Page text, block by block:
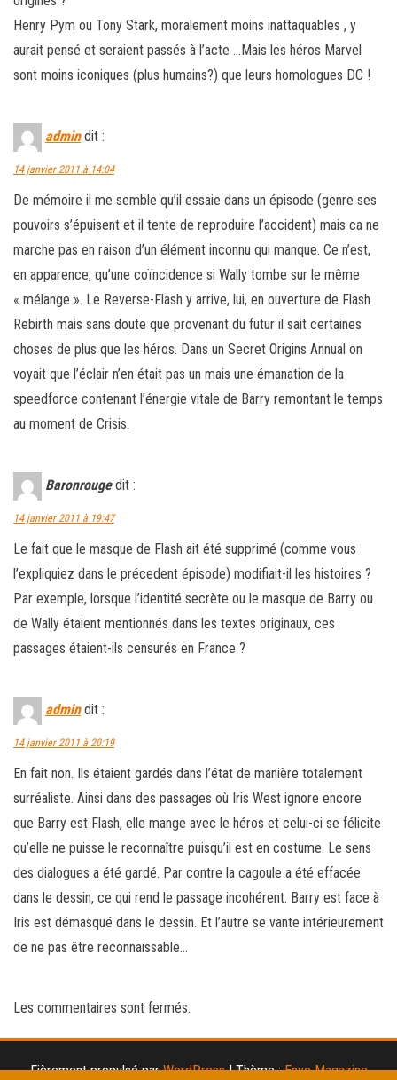
Henry Pym ou Tony Stark, moralement moins inattaquables , y
aurait pensé et seraient passés à l’acte …Mais les héros Marvel
sont moins iconiques (plus humains?) que leurs homologues DC !
admin dit :
14 janvier 2011 à 14:04
De mémoire il me semble qu’il essaie dans un épisode (genre ses
pouvoirs s’épuisent et il tente de reproduire l’accident) mais ca ne
marche pas en raison d’un élément inconnu qui manque. Ce n’est,
en apparence, qu’une coïncidence si Wally tombe sur le même
« mélange ». Le Reverse-Flash y arrive, lui, en ouverture de Flash
Rebirth mais sans doute que provenant du futur il sait certaines
choses de plus que les héros. Dans un Secret Origins Annual on
voyait que l’éclair n’en était pas un mais une émanation de la
speedforce contenant l’énergie vitale de Barry remontant le temps
au moment de Crisis.
Baronrouge dit :
14 janvier 2011 à 19:47
Le fait que le masque de Flash ait été supprimé (comme vous
l’expliquiez dans le précedent épisode) modifiait-il les histoires ?
Par exemple, lorsque l’identité secrète ou le masque de Barry ou
de Wally étaient mentionnés dans les textes originaux, ces
passages étaient-ils censurés en France ?
admin dit :
14 janvier 2011 à 20:19
En fait non. Ils étaient gardés dans l’état de manière totalement
surréaliste. Ainsi dans des passages où Iris West ignore encore
que Barry est Flash, elle mange avec le héros et celui-ci se félicite
qu’elle ne puisse le reconnaître puisqu’il est en costume. Le sens
des dialogues a été gardé. Par contre la cagoule a été effacée
dans le dessin, ce qui rend le passage incohérent. Barry est face à
Iris est démasqué dans le dessin. Et l’autre se vante intérieurement
de ne pas être reconnaissable…
Les commentaires sont fermés.
Fièrement propulsé parWordPress |Thème :Envo Magazine